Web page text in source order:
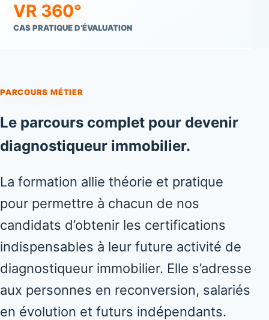
VR 360°
CAS PRATIQUE D’ÉVALUATION
PARCOURS MÉTIER
Le parcours complet pour devenir
diagnostiqueur immobilier.
La formation allie théorie et pratique
pour permettre à chacun de nos
candidats d’obtenir les certifications
indispensables à leur future activité de
diagnostiqueur immobilier. Elle s’adresse
aux personnes en reconversion, salariés
en évolution et futurs indépendants.